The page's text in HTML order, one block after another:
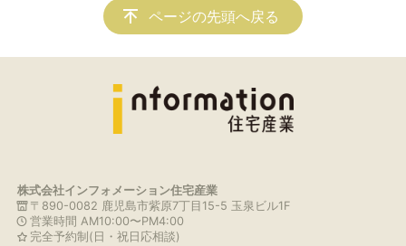
ページの先頭へ戻る
株式会社インフォメーション住宅産業
〒890-0082 鹿児島市紫原7丁目15-5 玉泉ビル1F
営業時間 AM10:00〜PM4:00
完全予約制(日・祝日応相談)